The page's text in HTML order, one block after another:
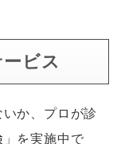
ビス
か、プロが診
」を実施中で